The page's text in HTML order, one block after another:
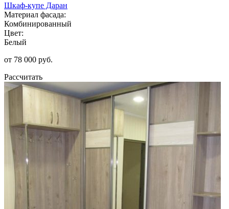
Шкаф-купе Даран
Материал фасада:
Комбинированный
Цвет:
Белый
от 78 000 руб.
Рассчитать